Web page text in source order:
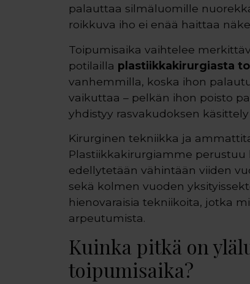
palauttaa silmäluomille
roikkuva iho ei enää haittaa
Toipumisaika vaihtelee
potilailla plastiikkakirurgiasta
vanhemmilla, koska ihon
vaikuttaa – pelkän ihon poisto
yhdistyy rasvakudoksen
Kirurginen tekniikka ja
Plastiikkakirurgiamme
edellytetään vähintään viiden
sekä kolmen vuoden
hienovaraisia tekniikoita, jotka
arpeutumista.
Kuinka pitkä on
toipumisaika?